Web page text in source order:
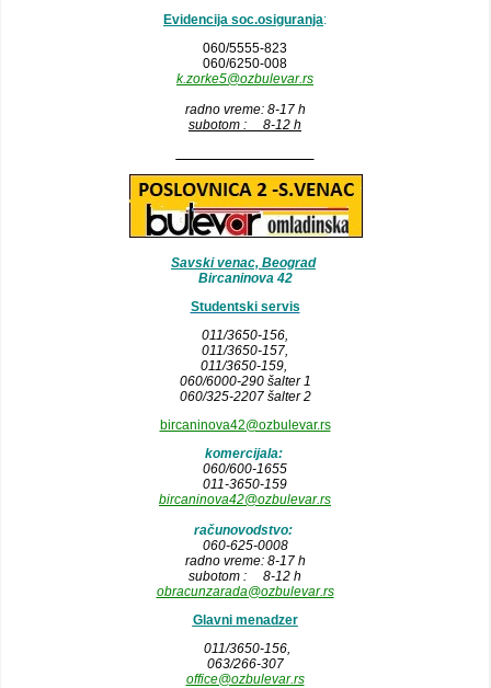
Evidencija soc.osiguranja:
060/5555-823
060/6250-008
k.zorke5@ozbulevar.rs
radno vreme: 8-17 h
subotom : 8-12 h
Savski venac, Beograd
Bircaninova 42
Studentski servis
011/3650-156,
011/3650-157,
011/3650-159,
060/6000-290 šalter 1
060/325-2207 šalter 2
bircaninova42@ozbulevar.rs
komercijala:
060/600-1655
011-3650-159
bircaninova42@ozbulevar.rs
računovodstvo:
060-625-0008
radno vreme: 8-17 h
subotom : 8-12 h
obracunzarada@ozbulevar.rs
Glavni menadzer
011/3650-156,
063/266-307
office@ozbulevar.rs